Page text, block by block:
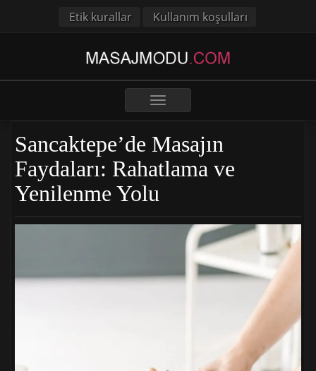
Etik kurallar Kullanım koşulları
Toggle
navigation
Sancaktepe’de Masajın
Faydaları: Rahatlama ve
Yenilenme Yolu